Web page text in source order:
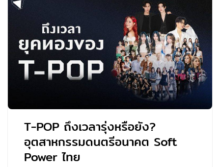
T-POP ถึงเวลารุ่งหรือยัง?
อุตสาหกรรมดนตรีอนาคต Soft
Power ไทย